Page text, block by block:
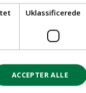
Uklassificerede
ACCEPTER ALLE